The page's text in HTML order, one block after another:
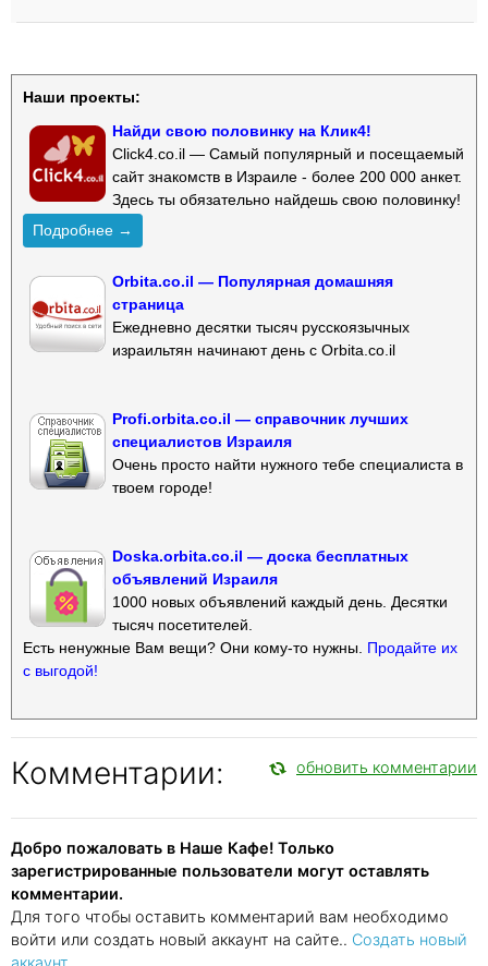
Наши проекты:
Найди свою половинку на Клик4!
Click4.co.il — Самый популярный и посещаемый
сайт знакомств в Израиле - более 200 000 анкет.
Здесь ты обязательно найдешь свою половинку!
Подробнее →
Orbita.co.il — Популярная домашняя
страница
Ежедневно десятки тысяч русскоязычных
израильтян начинают день с Orbita.co.il
Profi.orbita.co.il — справочник лучших
специалистов Израиля
Очень просто найти нужного тебе специалиста в
твоем городе!
Doska.orbita.co.il — доска бесплатных
объявлений Израиля
1000 новых объявлений каждый день. Десятки
тысяч посетителей.
Есть ненужные Вам вещи? Они кому-то нужны. Продайте их
с выгодой!
Комментарии: обновить комментарии
Добро пожаловать в Наше Кафе! Только
зарегистрированные пользователи могут оставлять
комментарии.
Для того чтобы оставить комментарий вам необходимо
войти или создать новый аккаунт на сайте.. Создать новый
аккаунт